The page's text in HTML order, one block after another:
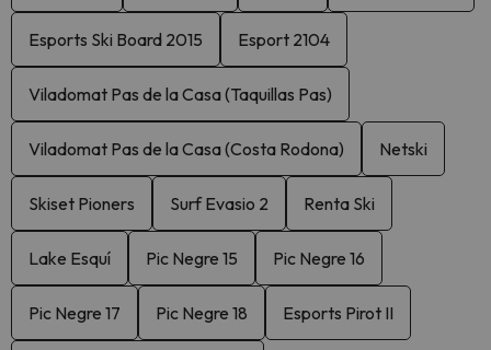
Esports Ski Board 2015 Esport 2104
Viladomat Pas de la Casa (Taquillas Pas)
Viladomat Pas de la Casa (Costa Rodona) Netski
Skiset Pioners Surf Evasio 2 Renta Ski
Lake Esquí Pic Negre 15 Pic Negre 16
Pic Negre 17 Pic Negre 18 Esports Pirot II